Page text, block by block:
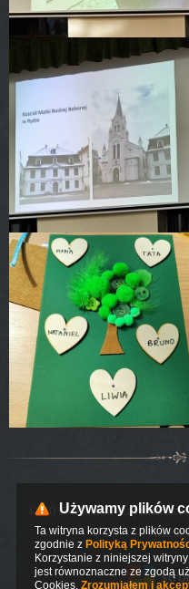
© 2016 Parafia
Używamy plików
Ta witryna korzysta z plików
zgodnie z Polityką
Korzystanie z niniejszej
jest równoznaczne ze zgodą
Cookies. Zrozumiałem i